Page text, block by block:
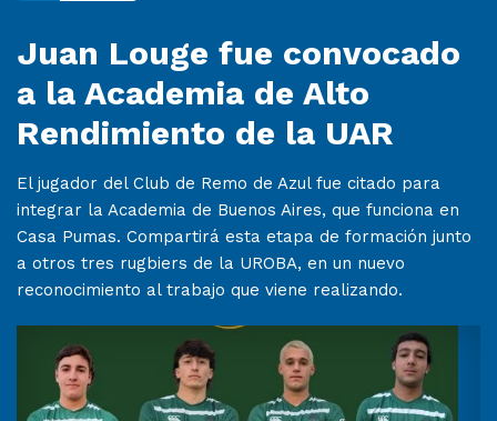
Juan Louge fue convocado
a la Academia de Alto
Rendimiento de la UAR
El jugador del Club de Remo de Azul fue citado para
integrar la Academia de Buenos Aires, que funciona en
Casa Pumas. Compartirá esta etapa de formación junto
a otros tres rugbiers de la UROBA, en un nuevo
reconocimiento al trabajo que viene realizando.